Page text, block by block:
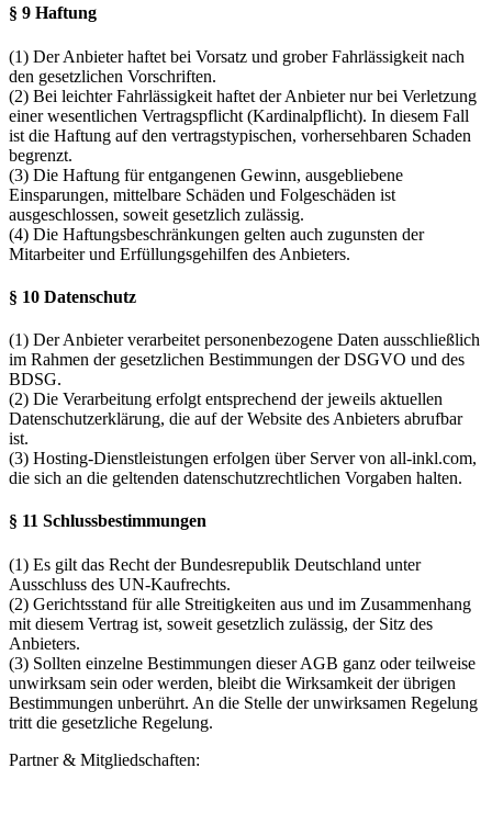
§ 9 Haftung
(1) Der Anbieter haftet bei Vorsatz und grober Fahrlässigkeit nach
den gesetzlichen Vorschriften.
(2) Bei leichter Fahrlässigkeit haftet der Anbieter nur bei Verletzung
einer wesentlichen Vertragspflicht (Kardinalpflicht). In diesem Fall
ist die Haftung auf den vertragstypischen, vorhersehbaren Schaden
begrenzt.
(3) Die Haftung für entgangenen Gewinn, ausgebliebene
Einsparungen, mittelbare Schäden und Folgeschäden ist
ausgeschlossen, soweit gesetzlich zulässig.
(4) Die Haftungsbeschränkungen gelten auch zugunsten der
Mitarbeiter und Erfüllungsgehilfen des Anbieters.
§ 10 Datenschutz
(1) Der Anbieter verarbeitet personenbezogene Daten ausschließlich
im Rahmen der gesetzlichen Bestimmungen der DSGVO und des
BDSG.
(2) Die Verarbeitung erfolgt entsprechend der jeweils aktuellen
Datenschutzerklärung, die auf der Website des Anbieters abrufbar
ist.
(3) Hosting-Dienstleistungen erfolgen über Server von all-inkl.com,
die sich an die geltenden datenschutzrechtlichen Vorgaben halten.
§ 11 Schlussbestimmungen
(1) Es gilt das Recht der Bundesrepublik Deutschland unter
Ausschluss des UN-Kaufrechts.
(2) Gerichtsstand für alle Streitigkeiten aus und im Zusammenhang
mit diesem Vertrag ist, soweit gesetzlich zulässig, der Sitz des
Anbieters.
(3) Sollten einzelne Bestimmungen dieser AGB ganz oder teilweise
unwirksam sein oder werden, bleibt die Wirksamkeit der übrigen
Bestimmungen unberührt. An die Stelle der unwirksamen Regelung
tritt die gesetzliche Regelung.
Partner & Mitgliedschaften: